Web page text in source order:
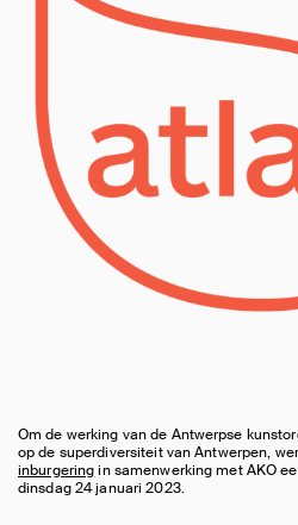
Om de werking van de Antwerpse
op de superdiversiteit van Antwerpen,
inburgeringin samenwerking met AKO
dinsdag 24 januari 2023.